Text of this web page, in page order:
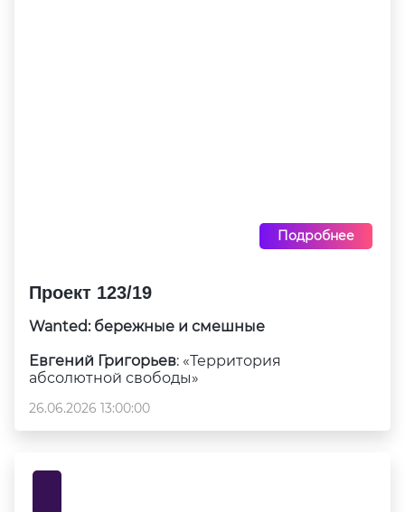
Подробнее
Проект 123/19
Wanted: бережные и смешные
Евгений Григорьев: «Территория
абсолютной свободы»
26.06.2026 13:00:00